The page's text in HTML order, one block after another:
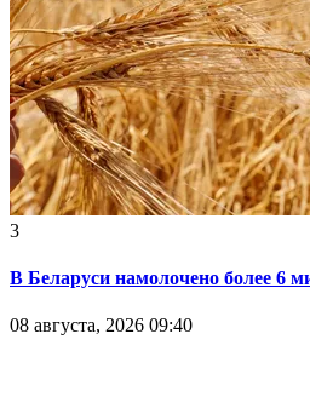
3
В Беларуси намолочено более 6
08 августа, 2026 09:40